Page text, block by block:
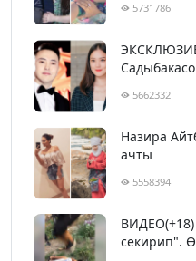
5731786
5662332
Назира
ачты
5558394
секирип".